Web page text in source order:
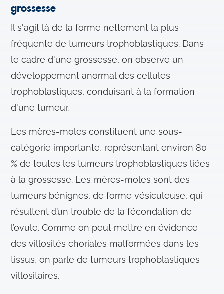
grossesse
Il s'agit là de la forme nettement la plus
fréquente de tumeurs trophoblastiques. Dans
le cadre d'une grossesse, on observe un
développement anormal des cellules
trophoblastiques, conduisant à la formation
d'une tumeur.
Les mères-moles constituent une sous-
catégorie importante, représentant environ 80
% de toutes les tumeurs trophoblastiques liées
à la grossesse. Les mères-moles sont des
tumeurs bénignes, de forme vésiculeuse, qui
résultent d’un trouble de la fécondation de
l’ovule. Comme on peut mettre en évidence
des villosités choriales malformées dans les
tissus, on parle de tumeurs trophoblastiques
villositaires.